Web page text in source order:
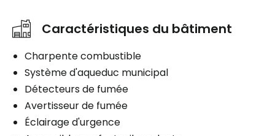
Caractéristiques du bâtiment
Charpente combustible
Système d'aqueduc municipal
Détecteurs de fumée
Avertisseur de fumée
Éclairage d'urgence